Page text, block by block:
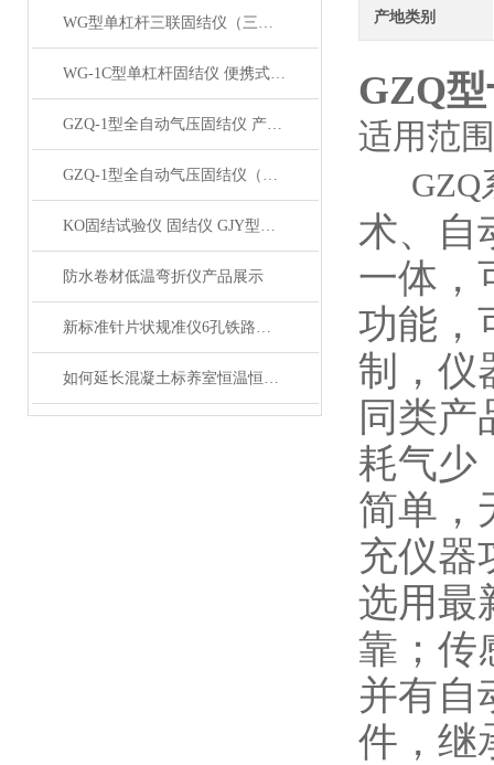
WG型单杠杆三联固结仪（三联低压三联中压）产品展示
WG-1C型单杠杆固结仪 便携式轻便单联固结仪产品展示
GZQ-1型全自动气压固结仪 产品展示
GZQ-1型全自动气压固结仪（高压）产品展示
KO固结试验仪 固结仪 GJY型KO固结试验仪产品展示
防水卷材低温弯折仪产品展示
新标准针片状规准仪6孔铁路道砟针片状仪产品展示
如何延长混凝土标养室恒温恒湿设备的使用寿命？
产地类别
GZQ
适用范
GZQ
术、自
一体，
功能，
制，仪
同类产
耗气少
简单，
充仪器
选用最
靠；传
并有自
件，继